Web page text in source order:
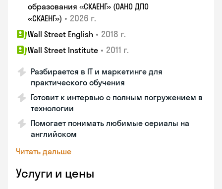
образования «СКАЕНГ» (ОАНО ДПО
«СКАЕНГ») • 2026 г.
Wall Street English • 2018 г.
Wall Street Institute • 2011 г.
Разбирается в IT и маркетинге для
практического обучения
Готовит к интервью с полным погружением в
технологии
Помогает понимать любимые сериалы на
английском
Читать дальше
Услуги и цены